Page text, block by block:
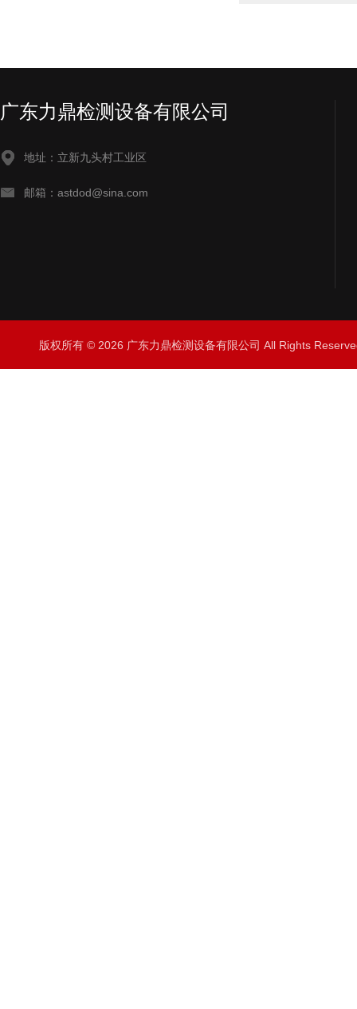
广东力鼎检测设备有限公司
地址：立新九头村工业区
邮箱：astdod@sina.com
版权所有 © 2026 广东力鼎检测设备有限公司 All Rights